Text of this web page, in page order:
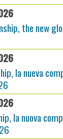
the new
la nueva
la nuova